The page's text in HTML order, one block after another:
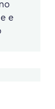
e